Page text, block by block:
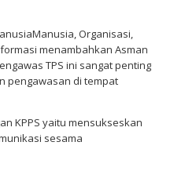
Organisasi,
menambahkan Asman
TPS ini sangat penting
pengawasan di tempat
KPPS yaitu mensukseskan
sesama